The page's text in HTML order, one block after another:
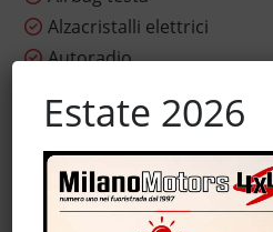
Alzacristalli elettrici
Autoradio
Bluetooth
Boardcomputer
Bracciolo
Chiusura centralizzata
Estate 2026